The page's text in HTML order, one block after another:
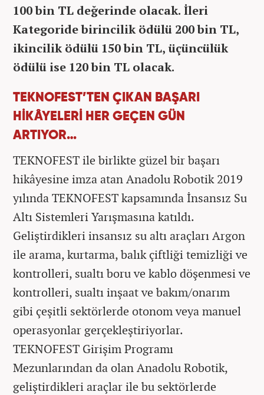
100 bin TL değerinde olacak. İleri
Kategoride birincilik ödülü 200 bin TL,
ikincilik ödülü 150 bin TL, üçüncülük
ödülü ise 120 bin TL olacak.
TEKNOFEST’TEN ÇIKAN BAŞARI
HİKÂYELERİ HER GEÇEN GÜN
ARTIYOR…
TEKNOFEST ile birlikte güzel bir başarı
hikâyesine imza atan Anadolu Robotik 2019
yılında TEKNOFEST kapsamında İnsansız Su
Altı Sistemleri Yarışmasına katıldı.
Geliştirdikleri insansız su altı araçları Argon
ile arama, kurtarma, balık çiftliği temizliği ve
kontrolleri, sualtı boru ve kablo döşenmesi ve
kontrolleri, sualtı inşaat ve bakım/onarım
gibi çeşitli sektörlerde otonom veya manuel
operasyonlar gerçekleştiriyorlar.
TEKNOFEST Girişim Programı
Mezunlarından da olan Anadolu Robotik,
geliştirdikleri araçlar ile bu sektörlerde